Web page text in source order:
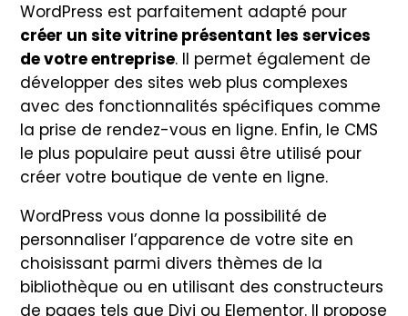
WordPress est parfaitement adapté pour
créer un site vitrine présentant les services
de votre entreprise. Il permet également de
développer des sites web plus complexes
avec des fonctionnalités spécifiques comme
la prise de rendez-vous en ligne. Enfin, le CMS
le plus populaire peut aussi être utilisé pour
créer votre boutique de vente en ligne.
WordPress vous donne la possibilité de
personnaliser l’apparence de votre site en
choisissant parmi divers thèmes de la
bibliothèque ou en utilisant des constructeurs
de pages tels que Divi ou Elementor. Il propose